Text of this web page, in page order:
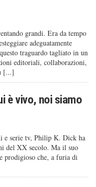
grandi. Era da tempo
adeguatamente
traguardo tagliato in un
editoriali, collaborazioni,
[...]
è vivo, noi siamo
e serie tv, Philip K. Dick ha
del XX secolo. Ma il suo
prodigioso che, a furia di